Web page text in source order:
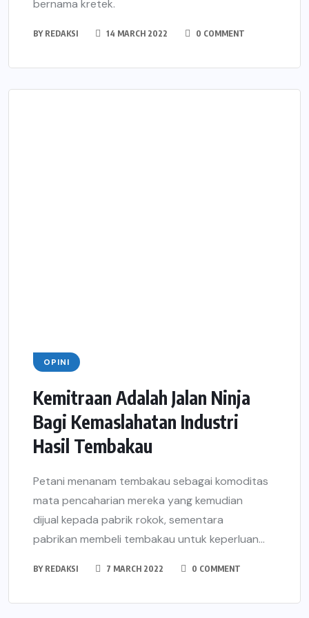
bernama kretek.
BY REDAKSI 14 MARCH 2022 0 COMMENT
OPINI
Kemitraan Adalah Jalan Ninja
Bagi Kemaslahatan Industri
Hasil Tembakau
Petani menanam tembakau sebagai komoditas
mata pencaharian mereka yang kemudian
dijual kepada pabrik rokok, sementara
pabrikan membeli tembakau untuk keperluan...
BY REDAKSI 7 MARCH 2022 0 COMMENT